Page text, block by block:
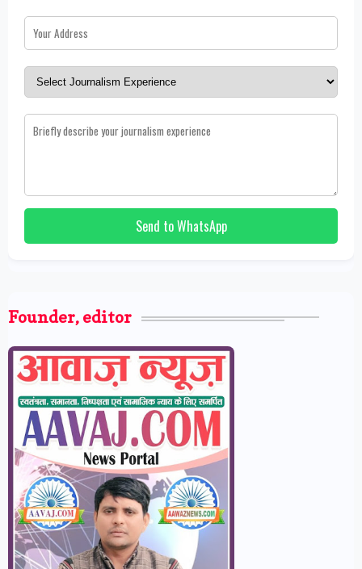
Send to WhatsApp
Founder, editor